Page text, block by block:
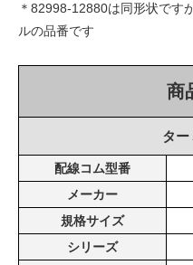
＊82998-12880は同形状です
ルの品番です
商
ター
配線コム型番
メーカー
規格サイズ
シリーズ